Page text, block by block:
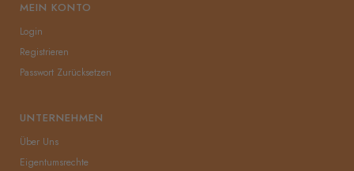
DERİSİ]
kuzu derisi doğal, yumuşak ve dayanaklı
deri sayesinde cildiniz nefes
alabilecek. Dünya’nın en iyi zanaatkarları
birinci sınıf deriyi mükemmel el işçiliği ve
MEIN KONTO
Login
Registrieren
Passwort Zurücksetzen
UNTERNEHMEN
Über Uns
Eigentumsrechte